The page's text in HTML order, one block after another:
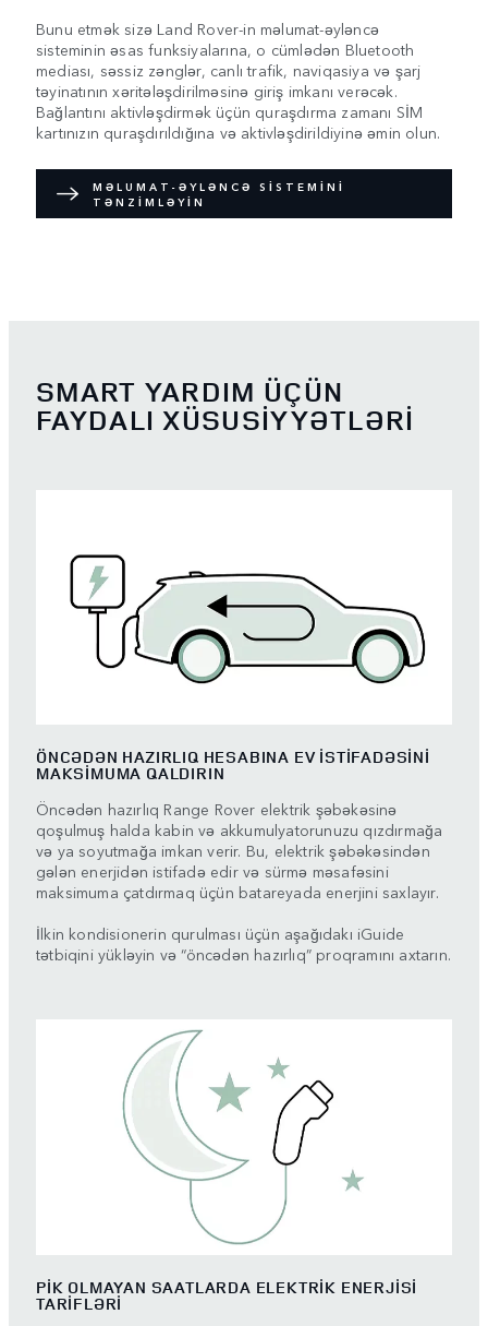
Bunu etmək sizə Land Rover-in məlumat-əyləncə
sisteminin əsas funksiyalarına, o cümlədən Bluetooth
mediası, səssiz zənglər, canlı trafik, naviqasiya və şarj
təyinatının xəritələşdirilməsinə giriş imkanı verəcək.
Bağlantını aktivləşdirmək üçün quraşdırma zamanı SİM
kartınızın quraşdırıldığına və aktivləşdirildiyinə əmin olun.
MƏLUMAT-ƏYLƏNCƏ SİSTEMİNİ
TƏNZİMLƏYİN
SMART YARDIM ÜÇÜN
FAYDALI XÜSUSİYYƏTLƏRİ
ÖNCƏDƏN HAZIRLIQ HESABINA EV İSTİFADƏSİNİ
MAKSİMUMA QALDIRIN
Öncədən hazırlıq Range Rover elektrik şəbəkəsinə
qoşulmuş halda kabin və akkumulyatorunuzu qızdırmağa
və ya soyutmağa imkan verir. Bu, elektrik şəbəkəsindən
gələn enerjidən istifadə edir və sürmə məsafəsini
maksimuma çatdırmaq üçün batareyada enerjini saxlayır.
İlkin kondisionerin qurulması üçün aşağıdakı iGuide
tətbiqini yükləyin və “öncədən hazırlıq” proqramını axtarın.
PİK OLMAYAN SAATLARDA ELEKTRİK ENERJİSİ
TARİFLƏRİ